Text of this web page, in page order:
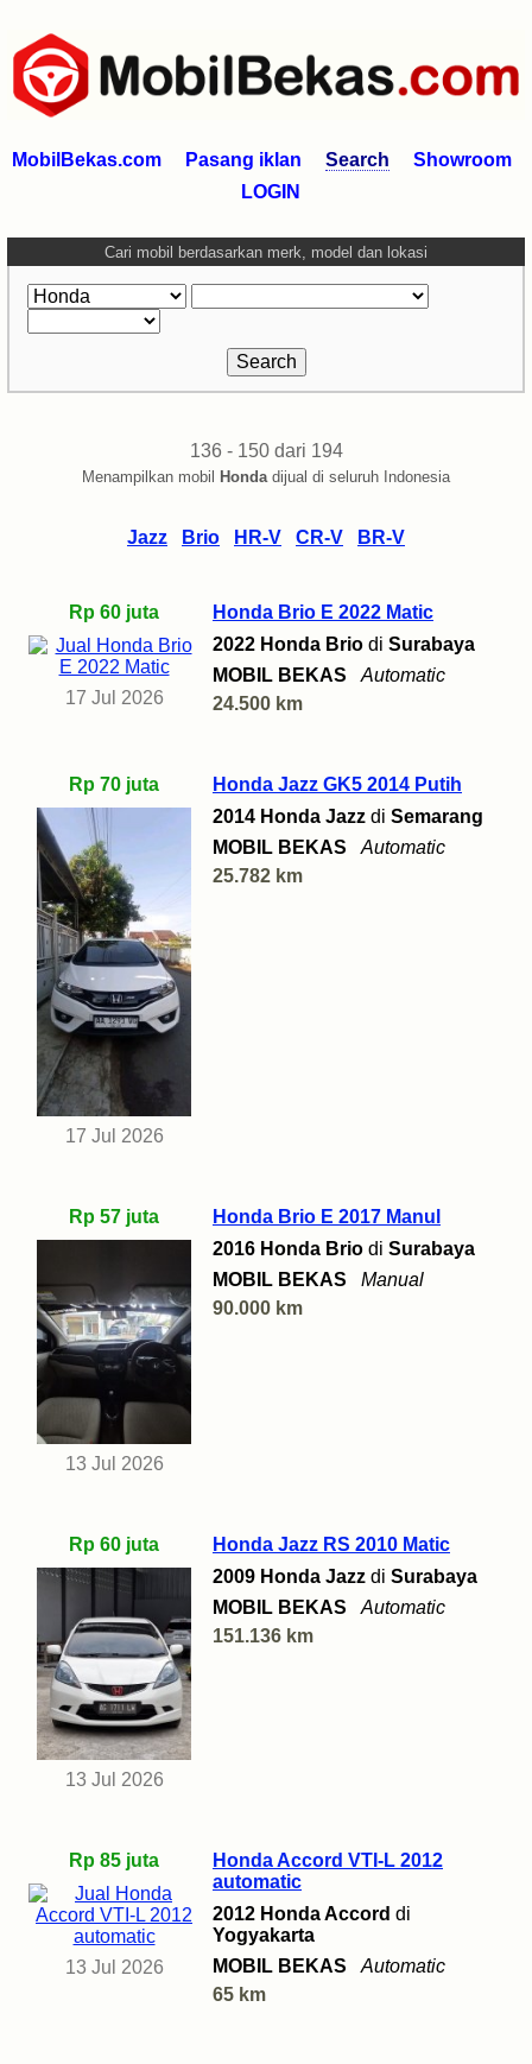
MobilBekas.com Pasang iklan Search
Showroom
LOGIN
Cari mobil berdasarkan merk, model dan lokasi
136 - 150 dari 194
Menampilkan mobil Hondadijual di seluruh Indonesia
Jazz Brio HR-V CR-V BR-V
Rp 60 juta
17 Jul 2026
Honda Brio E 2022 Matic
2022 Honda Brio di Surabaya
MOBIL BEKAS
Automatic
24.500 km
Rp 70 juta
17 Jul 2026
Honda Jazz GK5 2014 Putih
2014 Honda Jazz di Semarang
MOBIL BEKAS
Automatic
25.782 km
Rp 57 juta
13 Jul 2026
Honda Brio E 2017 Manul
2016 Honda Brio di Surabaya
MOBIL BEKAS
Manual
90.000 km
Rp 60 juta
13 Jul 2026
Honda Jazz RS 2010 Matic
2009 Honda Jazz di Surabaya
MOBIL BEKAS
Automatic
151.136 km
Rp 85 juta
13 Jul 2026
Honda Accord VTI-L 2012
automatic
2012 Honda Accord di
Yogyakarta
MOBIL BEKAS
Automatic
65 km